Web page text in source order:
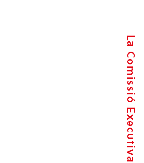
La Comissió Executiva